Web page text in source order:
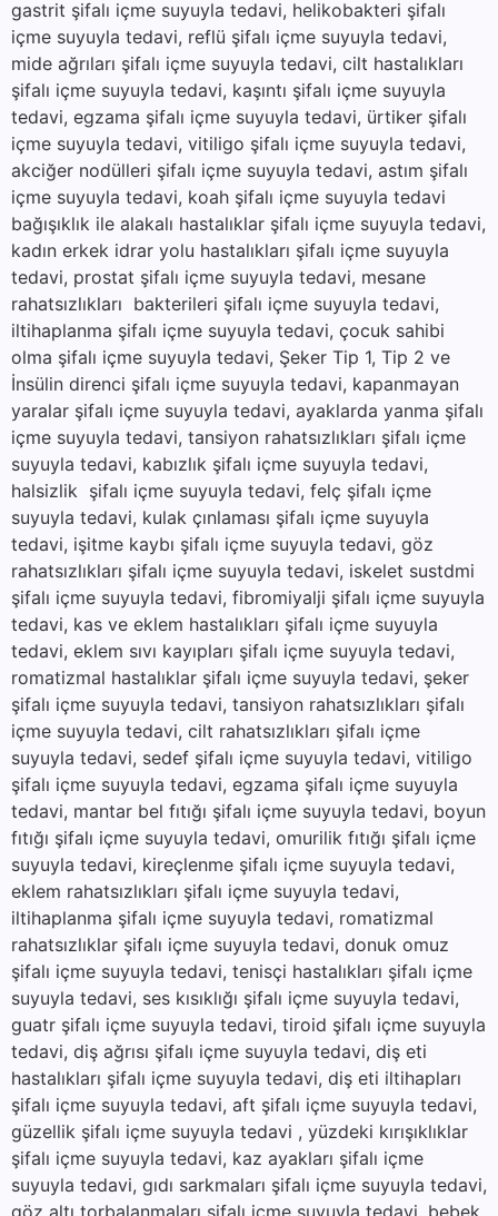
gastrit şifalı içme suyuyla tedavi, helikobakteri şifalı
içme suyuyla tedavi, reflü şifalı içme suyuyla tedavi,
mide ağrıları şifalı içme suyuyla tedavi, cilt hastalıkları
şifalı içme suyuyla tedavi, kaşıntı şifalı içme suyuyla
tedavi, egzama şifalı içme suyuyla tedavi, ürtiker şifalı
içme suyuyla tedavi, vitiligo şifalı içme suyuyla tedavi,
akciğer nodülleri şifalı içme suyuyla tedavi, astım şifalı
içme suyuyla tedavi, koah şifalı içme suyuyla tedavi
bağışıklık ile alakalı hastalıklar şifalı içme suyuyla tedavi,
kadın erkek idrar yolu hastalıkları şifalı içme suyuyla
tedavi, prostat şifalı içme suyuyla tedavi, mesane
rahatsızlıkları bakterileri şifalı içme suyuyla tedavi,
iltihaplanma şifalı içme suyuyla tedavi, çocuk sahibi
olma şifalı içme suyuyla tedavi, Şeker Tip 1, Tip 2 ve
İnsülin direnci şifalı içme suyuyla tedavi, kapanmayan
yaralar şifalı içme suyuyla tedavi, ayaklarda yanma şifalı
içme suyuyla tedavi, tansiyon rahatsızlıkları şifalı içme
suyuyla tedavi, kabızlık şifalı içme suyuyla tedavi,
halsizlik şifalı içme suyuyla tedavi, felç şifalı içme
suyuyla tedavi, kulak çınlaması şifalı içme suyuyla
tedavi, işitme kaybı şifalı içme suyuyla tedavi, göz
rahatsızlıkları şifalı içme suyuyla tedavi, iskelet sustdmi
şifalı içme suyuyla tedavi, fibromiyalji şifalı içme suyuyla
tedavi, kas ve eklem hastalıkları şifalı içme suyuyla
tedavi, eklem sıvı kayıpları şifalı içme suyuyla tedavi,
romatizmal hastalıklar şifalı içme suyuyla tedavi, şeker
şifalı içme suyuyla tedavi, tansiyon rahatsızlıkları şifalı
içme suyuyla tedavi, cilt rahatsızlıkları şifalı içme
suyuyla tedavi, sedef şifalı içme suyuyla tedavi, vitiligo
şifalı içme suyuyla tedavi, egzama şifalı içme suyuyla
tedavi, mantar bel fıtığı şifalı içme suyuyla tedavi, boyun
fıtığı şifalı içme suyuyla tedavi, omurilik fıtığı şifalı içme
suyuyla tedavi, kireçlenme şifalı içme suyuyla tedavi,
eklem rahatsızlıkları şifalı içme suyuyla tedavi,
iltihaplanma şifalı içme suyuyla tedavi, romatizmal
rahatsızlıklar şifalı içme suyuyla tedavi, donuk omuz
şifalı içme suyuyla tedavi, tenisçi hastalıkları şifalı içme
suyuyla tedavi, ses kısıklığı şifalı içme suyuyla tedavi,
guatr şifalı içme suyuyla tedavi, tiroid şifalı içme suyuyla
tedavi, diş ağrısı şifalı içme suyuyla tedavi, diş eti
hastalıkları şifalı içme suyuyla tedavi, diş eti iltihapları
şifalı içme suyuyla tedavi, aft şifalı içme suyuyla tedavi,
güzellik şifalı içme suyuyla tedavi , yüzdeki kırışıklıklar
şifalı içme suyuyla tedavi, kaz ayakları şifalı içme
suyuyla tedavi, gıdı sarkmaları şifalı içme suyuyla tedavi,